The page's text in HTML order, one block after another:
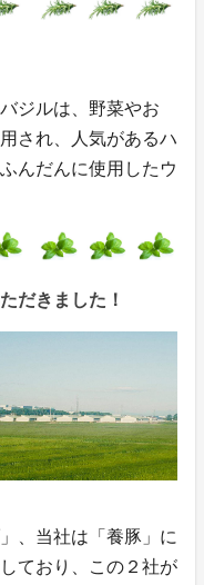
ジルは、野菜やお
され、人気があるハ
んだんに使用したウ
だきました！
、当社は「養豚」に
ており、この２社が